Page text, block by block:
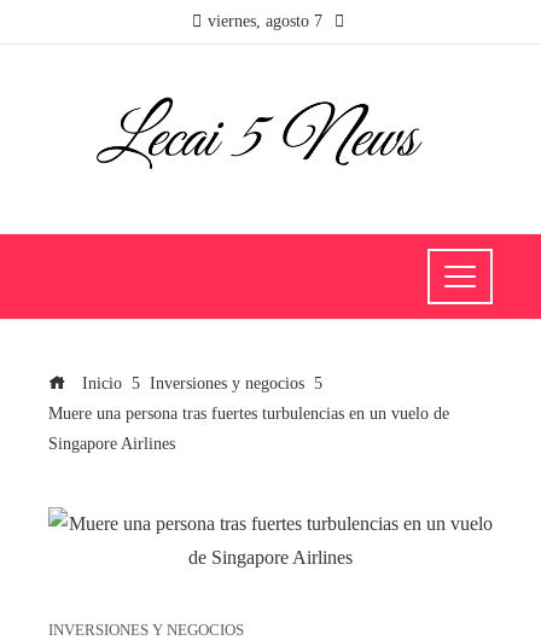
viernes, agosto 7
Inicio
Inversiones y negocios
Muere una persona tras fuertes turbulencias en un vuelo de
Singapore Airlines
INVERSIONES Y NEGOCIOS